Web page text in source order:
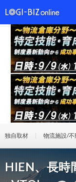
独自取材 物流施設/不
HIEN、長時